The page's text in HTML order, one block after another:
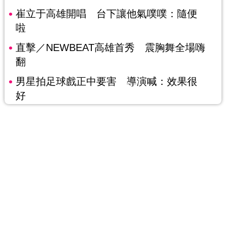
崔立于高雄開唱 台下讓他氣噗噗：隨便
啦
直擊／NEWBEAT高雄首秀 震胸舞全場嗨
翻
男星拍足球戲正中要害 導演喊：效果很
好